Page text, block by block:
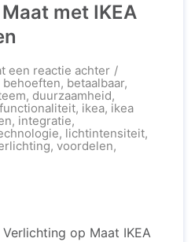
met IKEA
een reactie achterop
Verlichting
op
Maat
IKEA
Slimme
behoeften, betaalbaar,
, duurzaamheid,
functionaliteit, ikea, ikea
, integratie,
, lichtintensiteit,
, voordelen,
Verlichting op Maat IKEA